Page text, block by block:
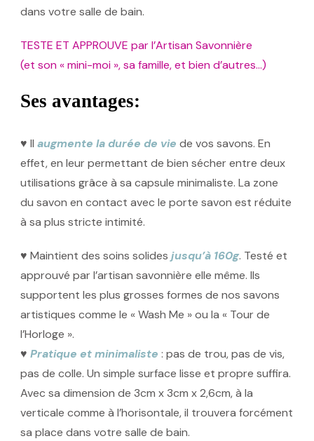
dans votre salle de bain.
TESTE ET APPROUVE par l’Artisan Savonnière
(et son « mini-moi », sa famille, et bien d’autres…)
Ses avantages:
♥ Il augmente la durée de vie de vos savons. En
effet, en leur permettant de bien sécher entre deux
utilisations grâce à sa capsule minimaliste. La zone
du savon en contact avec le porte savon est réduite
à sa plus stricte intimité.
♥ Maintient des soins solides jusqu’à 160g. Testé et
approuvé par l’artisan savonnière elle même. Ils
supportent les plus grosses formes de nos savons
artistiques comme le « Wash Me » ou la « Tour de
l’Horloge ».
♥ Pratique et minimaliste : pas de trou, pas de vis,
pas de colle. Un simple surface lisse et propre suffira.
Avec sa dimension de 3cm x 3cm x 2,6cm, à la
verticale comme à l’horisontale, il trouvera forcément
sa place dans votre salle de bain.